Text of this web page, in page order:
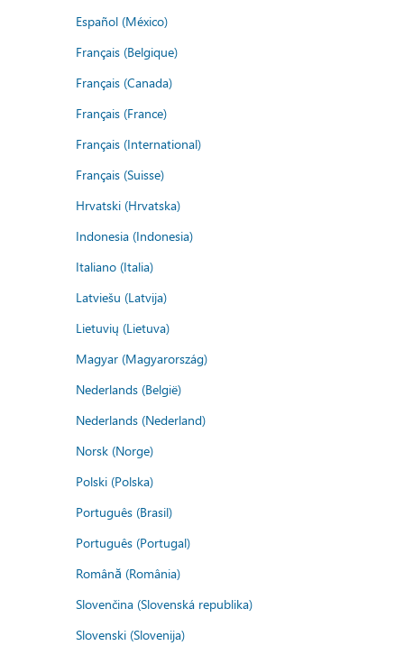
Español (México)
Français (Belgique)
Français (Canada)
Français (France)
Français (International)
Français (Suisse)
Hrvatski (Hrvatska)
Indonesia (Indonesia)
Italiano (Italia)
Latviešu (Latvija)
Lietuvių (Lietuva)
Magyar (Magyarország)
Nederlands (België)
Nederlands (Nederland)
Norsk (Norge)
Polski (Polska)
Português (Brasil)
Português (Portugal)
Română (România)
Slovenčina (Slovenská republika)
Slovenski (Slovenija)